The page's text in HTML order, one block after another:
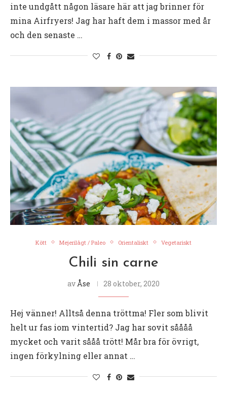
inte undgått någon läsare här att jag brinner för
mina Airfryers! Jag har haft dem i massor med år
och den senaste …
Kött Mejerilågt / Paleo Orientaliskt Vegetariskt
Chili sin carne
av Åse 28 oktober, 2020
Hej vänner! Alltså denna tröttma! Fler som blivit
helt ur fas iom vintertid? Jag har sovit såååå
mycket och varit sååå trött! Mår bra för övrigt,
ingen förkylning eller annat …